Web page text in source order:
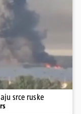
srce ruske